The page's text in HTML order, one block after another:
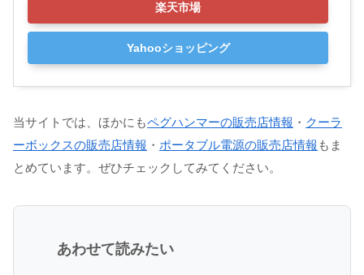
楽天市場
Yahooショッピング
当サイトでは、ほかにもペグハンマーの販売店情報 ・ クーラ
ーボックスの販売店情報 ・ ポータブル電源の販売店情報 もま
とめています。ぜひチェックしてみてください。
あわせて読みたい